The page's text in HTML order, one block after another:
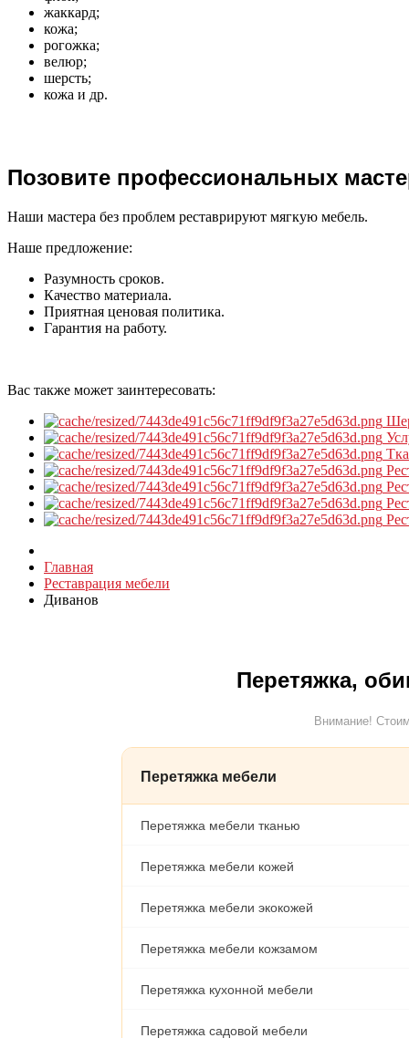
жаккард;
кожа;
рогожка;
велюр;
шерсть;
кожа и др.
Позовите профессиональных
Наши мастера без проблем реставрируют мягкую мебель.
Наше предложение:
Разумность сроков.
Качество материала.
Приятная ценовая политика.
Гарантия на работу.
Вас также может заинтересовать:
Главная
Реставрация мебели
Диванов
Перетяжка,
Внимание!
Перетяжка мебели
Перетяжка мебели тканью
Перетяжка мебели кожей
Перетяжка мебели экокожей
Перетяжка мебели кожзамом
Перетяжка кухонной мебели
Перетяжка садовой мебели